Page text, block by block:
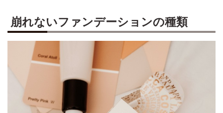
崩れないファンデーションの種類